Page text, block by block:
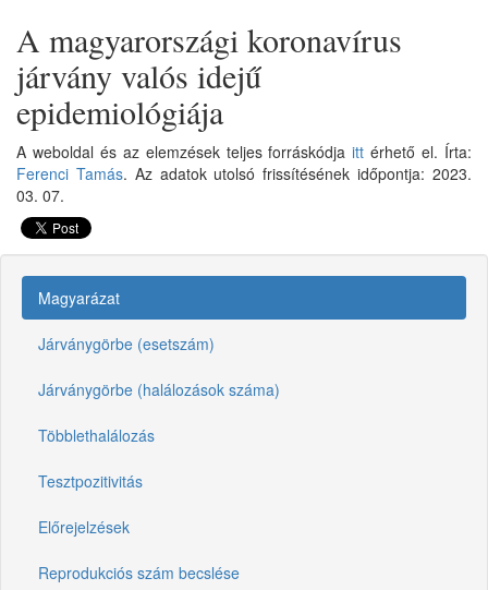
A magyarországi koronavírus
járvány valós idejű
epidemiológiája
A weboldal és az elemzések teljes forráskódjaitt érhető el. Írta:
Ferenci Tamás. Az adatok utolsó frissítésének időpontja: 2023.
03. 07.
Magyarázat
Járványgörbe (esetszám)
Járványgörbe (halálozások száma)
Többlethalálozás
Tesztpozitivitás
Előrejelzések
Reprodukciós szám becslése